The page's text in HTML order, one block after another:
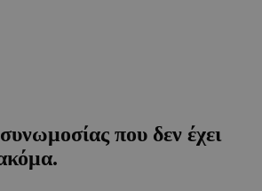
που δεν έχει